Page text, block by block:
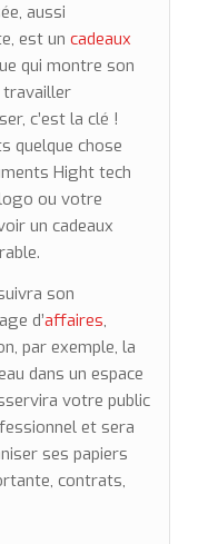
aussi
est un cadeaux
qui montre son
travailler
c’est la clé !
quelque chose
Hight tech
ou votre
un cadeaux
son
d’affaires,
par exemple, la
dans un espace
votre public
et sera
ses papiers
contrats,